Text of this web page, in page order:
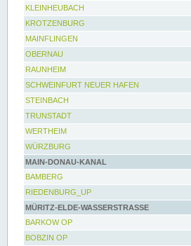
KLEINHEUBACH
KROTZENBURG
MAINFLINGEN
OBERNAU
RAUNHEIM
SCHWEINFURT NEUER HAFEN
STEINBACH
TRUNSTADT
WERTHEIM
WÜRZBURG
MAIN-DONAU-KANAL
BAMBERG
RIEDENBURG_UP
MÜRITZ-ELDE-WASSERSTRASSE
BARKOW OP
BOBZIN OP